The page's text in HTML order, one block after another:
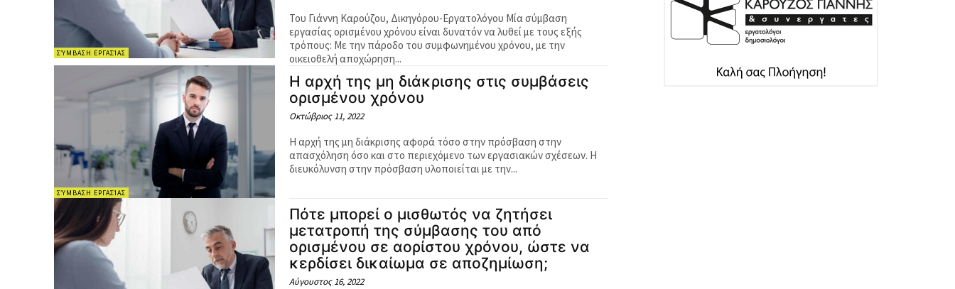
ΣΎΜΒΑΣΗ ΕΡΓΑΣΊΑΣ
Του Γιάννη Καρούζου, Δικηγόρου-Εργατολόγου Μία σύμβαση
εργασίας ορισμένου χρόνου είναι δυνατόν να λυθεί με τους εξής
τρόπους: Με την πάροδο του συμφωνημένου χρόνου, με την
οικειοθελή αποχώρηση...
ΣΎΜΒΑΣΗ ΕΡΓΑΣΊΑΣ
Η αρχή της μη διάκρισης στις συμβάσεις
ορισμένου χρόνου
Οκτώβριος 11, 2022
Η αρχή της μη διάκρισης αφορά τόσο στην πρόσβαση στην
απασχόληση όσο και στο περιεχόμενο των εργασιακών σχέσεων. Η
διευκόλυνση στην πρόσβαση υλοποιείται με την...
Πότε μπορεί ο μισθωτός να ζητήσει
μετατροπή της σύμβασης του από
ορισμένου σε αορίστου χρόνου, ώστε να
κερδίσει δικαίωμα σε αποζημίωση;
Αύγουστος 16, 2022